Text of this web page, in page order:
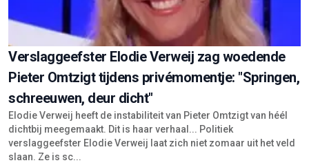
Verslaggeefster Elodie Verweij zag woedende
Pieter Omtzigt tijdens privémomentje: "Springen,
schreeuwen, deur dicht"
Elodie Verweij heeft de instabiliteit van Pieter Omtzigt van héél
dichtbij meegemaakt. Dit is haar verhaal... Politiek
verslaggeefster Elodie Verweij laat zich niet zomaar uit het veld
slaan. Ze is sc...